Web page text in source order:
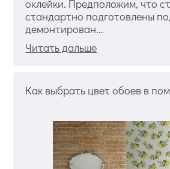
оклейки. Предположим, что
стандартно подготовлены
демонтирован...
Читать дальше
Как выбрать цвет обоев в